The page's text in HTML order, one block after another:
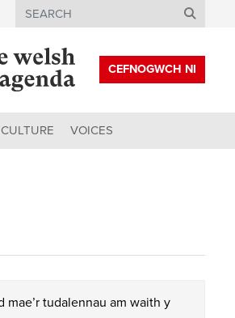
Search
CEFNOGWCH NI
CULTURE VOICES
tudalennau am waith y